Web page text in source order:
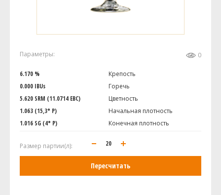
Параметры: 0
6.170 %
Крепость
0.000 IBUs
Горечь
5.620 SRM (11.0714 EBC)
Цветность
1.063 (15,3° P)
Начальная плотность
1.016 SG (4° P)
Конечная плотность
Размер партии(л):
Пересчитать